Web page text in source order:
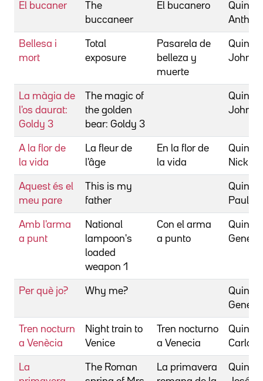
El bucaner
The
buccaneer
El bucanero
Quinn,
Bellesa i
mort
Total
exposure
Pasarela de
belleza y
muerte
Quinn,
John
La màgia de
l'os daurat:
Goldy 3
The magic of
the golden
bear: Goldy 3
Quinn,
John
A la flor de
la vida
La fleur de
l'âge
En la flor de
la vida
Quinn,
Nick
Aquest és el
meu pare
This is my
father
Quinn,
Paul
Amb l'arma
a punt
National
lampoon's
loaded
weapon 1
Con el arma
a punto
Gene
Per què jo? Why me?
Gene
Tren nocturn
a Venècia
Night train to
Venice
Tren nocturno
a Venecia
Carlo U.
La
The Roman
La primavera